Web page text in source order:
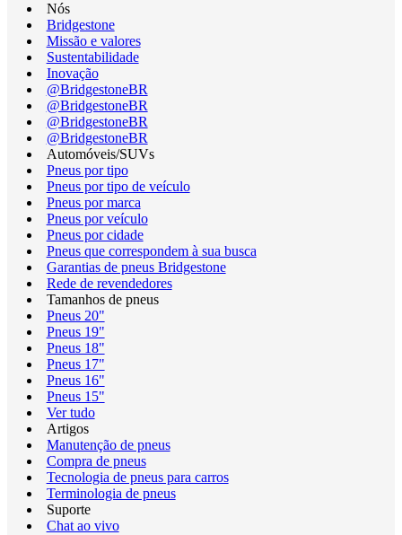
Nós
Bridgestone
Missão e valores
Sustentabilidade
Inovação
@BridgestoneBR
@BridgestoneBR
@BridgestoneBR
@BridgestoneBR
Automóveis/SUVs
Pneus por tipo
Pneus por tipo de veículo
Pneus por marca
Pneus por veículo
Pneus por cidade
Pneus que correspondem à sua busca
Garantias de pneus Bridgestone
Rede de revendedores
Tamanhos de pneus
Pneus 20"
Pneus 19"
Pneus 18"
Pneus 17"
Pneus 16"
Pneus 15"
Ver tudo
Artigos
Manutenção de pneus
Compra de pneus
Tecnologia de pneus para carros
Terminologia de pneus
Suporte
Chat ao vivo